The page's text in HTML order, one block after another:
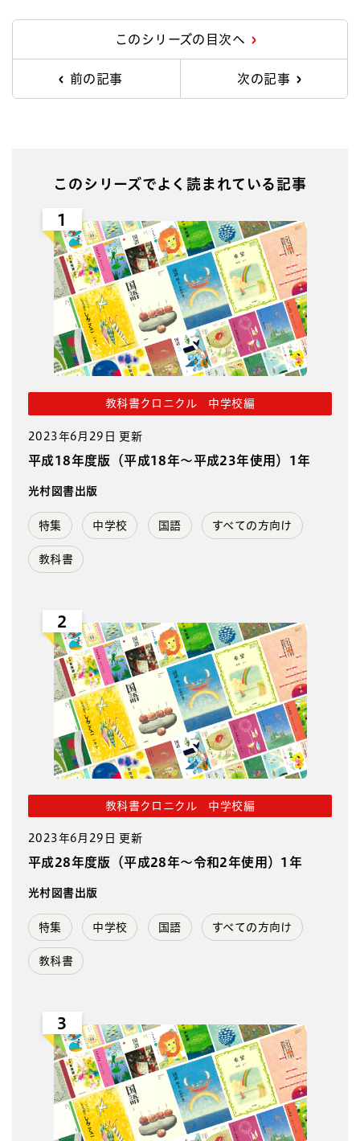
このシリーズの目次へ
前の記事 次の記事
このシリーズでよく読まれている記事
1
教科書クロニクル 中学校編
2023年6月29日 更新
平成18年度版（平成18年～平成23年使用）1年
光村図書出版
特集 中学校 国語 すべての方向け
教科書
2
教科書クロニクル 中学校編
2023年6月29日 更新
平成28年度版（平成28年～令和2年使用）1年
光村図書出版
特集 中学校 国語 すべての方向け
教科書
3